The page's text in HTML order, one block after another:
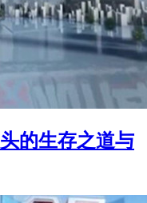
的生存之道与